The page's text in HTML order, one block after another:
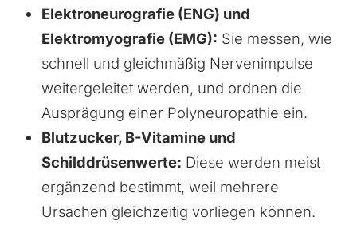
Elektroneurografie (ENG) und
Elektromyografie (EMG): Sie messen, wie
schnell und gleichmäßig Nervenimpulse
weitergeleitet werden, und ordnen die
Ausprägung einer Polyneuropathie ein.
Blutzucker, B-Vitamine und
Schilddrüsenwerte: Diese werden meist
ergänzend bestimmt, weil mehrere
Ursachen gleichzeitig vorliegen können.